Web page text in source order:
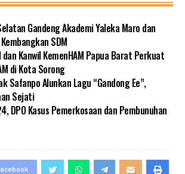
Gandeng Akademi Yaleka Maro dan
SDM
dan Kanwil KemenHAM Papua Barat Perkuat
di Kota Sorong
Safanpo Alunkan Lagu “Gandong Ee”,
Sejati
DPO Kasus Pemerkosaan dan Pembunuhan